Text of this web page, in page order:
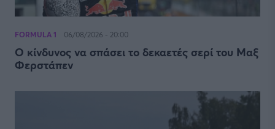
FORMULA 1 06/08/2026 - 20:00
Ο κίνδυνος να σπάσει το δεκαετές σερί του Μαξ
Φερστάπεν